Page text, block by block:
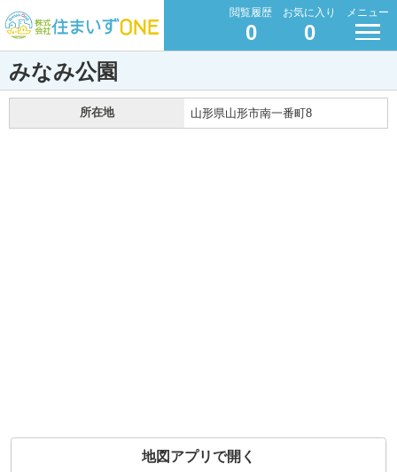
閲覧履歴
0
お気に入り
0
メニュー
みなみ公園
所在地 山形県山形市南一番町8
地図アプリで開く